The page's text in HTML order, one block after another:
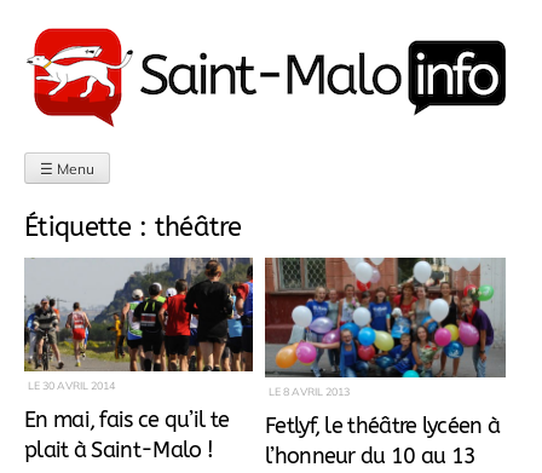
au
contenu
☰ Menu
Étiquette : théâtre
LE 30 AVRIL 2014
En mai, fais ce qu’il te
plait à Saint-Malo !
LE8 AVRIL 2013
Fetlyf, le théâtre lycéen à
l’honneur du 10 au 13